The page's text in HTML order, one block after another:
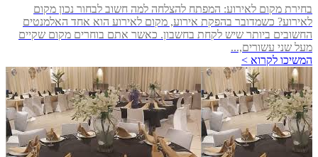
בחירת מקום לאירוע: המפתח להצלחה למה חשוב לבחור נכון מקום
לאירוע? כשמדובר בהפקת אירוע, מקום לאירוע הוא אחד האלמנטים
החשובים ביותר שיש לקחת בחשבון. כאשר אתם בוחרים מקום שקיים
מעל שני עשורים,...
המשיכו לקרוא >